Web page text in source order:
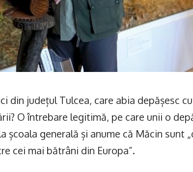
din județul Tulcea, care abia depășesc
O întrebare legitimă, pe care unii o
școala generală și anume că Măcin sunt
cei mai bătrâni din Europa”.